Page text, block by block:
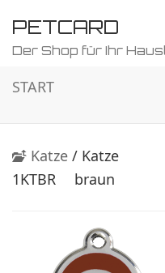
PETCARD
Der Shop für Ihr
START
Katze / Katze
1KTBR
braun